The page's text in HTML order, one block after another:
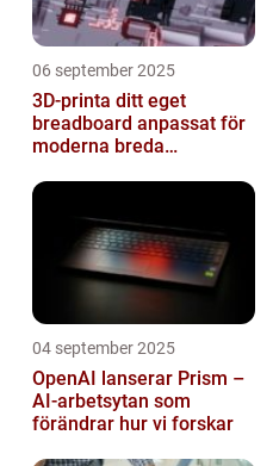
06 september 2025
3D-printa ditt eget
breadboard anpassat för
moderna breda
04 september 2025
OpenAI lanserar Prism –
AI-arbetsytan som
förändrar hur vi forskar